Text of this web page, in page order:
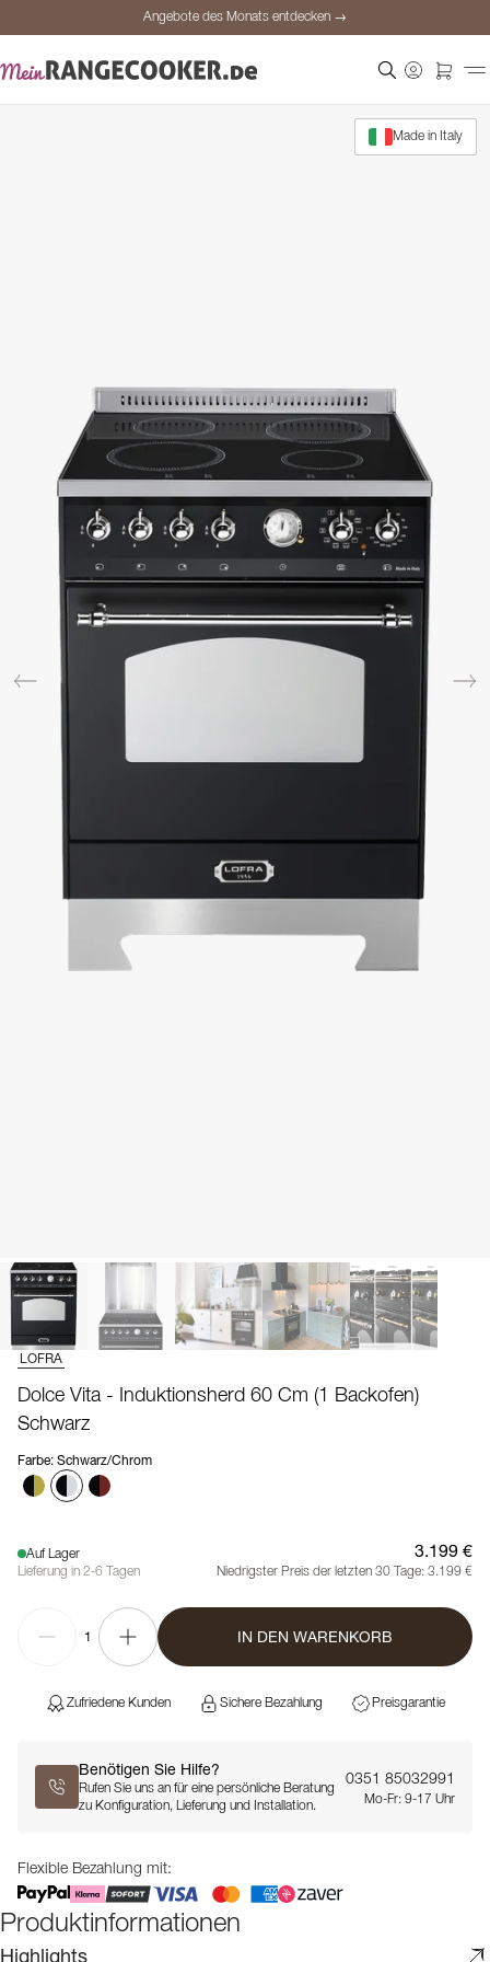
Angebote des Monats entdecken →
Made in Italy
LOFRA
Dolce Vita - Induktionsherd 60 Cm (1 Backofen)
Schwarz
Farbe: Schwarz/Chrom
Auf Lager
Lieferung in 2-6 Tagen
3.199 €
Niedrigster Preis der letzten 30 Tage: 3.199 €
1 IN DEN WARENKORB
Zufriedene Kunden Sichere Bezahlung Preisgarantie
Benötigen Sie Hilfe?
Rufen Sie uns an für eine persönliche Beratung
zu Konfiguration, Lieferung und Installation.
0351 85032991
Mo-Fr: 9-17 Uhr
Flexible Bezahlung mit:
Produktinformationen
Highlights